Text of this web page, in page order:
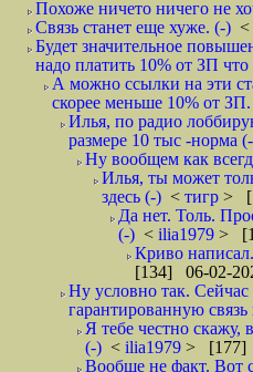
Похоже ничето ничего не
Связь станет еще хуже. (-) <
Будет значительное
надо платить 10% от ЗП
А можно ссылки на эти
скорее меньше 10% от
Илья, по радио
размере 10 тыс -норма
Ну вообщем как
Илья, ты может
здесь (-) < тигр >
Да нет. Толь.
(-) < ilia1979 >
Криво
[134] 06-02-
Ну условно так.
гарантированную
Я тебе честно
(-) < ilia1979 > [177]
Вообще не факт. Вот